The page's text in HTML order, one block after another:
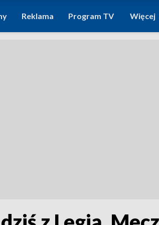
Reklama Program TV Więcej